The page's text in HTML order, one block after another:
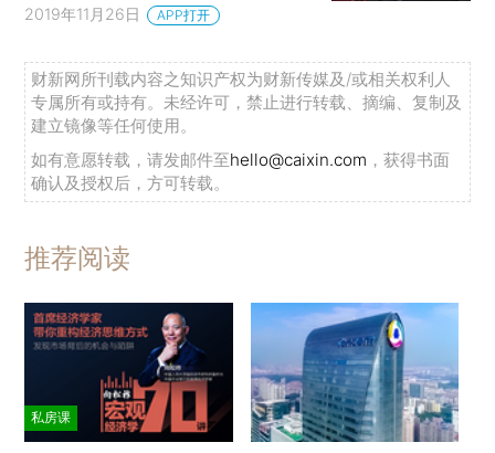
2019年11月26日 APP打开
财新网所刊载内容之知识产权为财新传媒及/或相关权利人
专属所有或持有。未经许可，禁止进行转载、摘编、复制及
建立镜像等任何使用。
如有意愿转载，请发邮件至hello@caixin.com ，获得书面
确认及授权后，方可转载。
推荐阅读
私房课